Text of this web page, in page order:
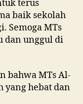
terus
baik sekolah
Semoga MTs
dan unggul di
bahwa MTs Al-
yang hebat dan